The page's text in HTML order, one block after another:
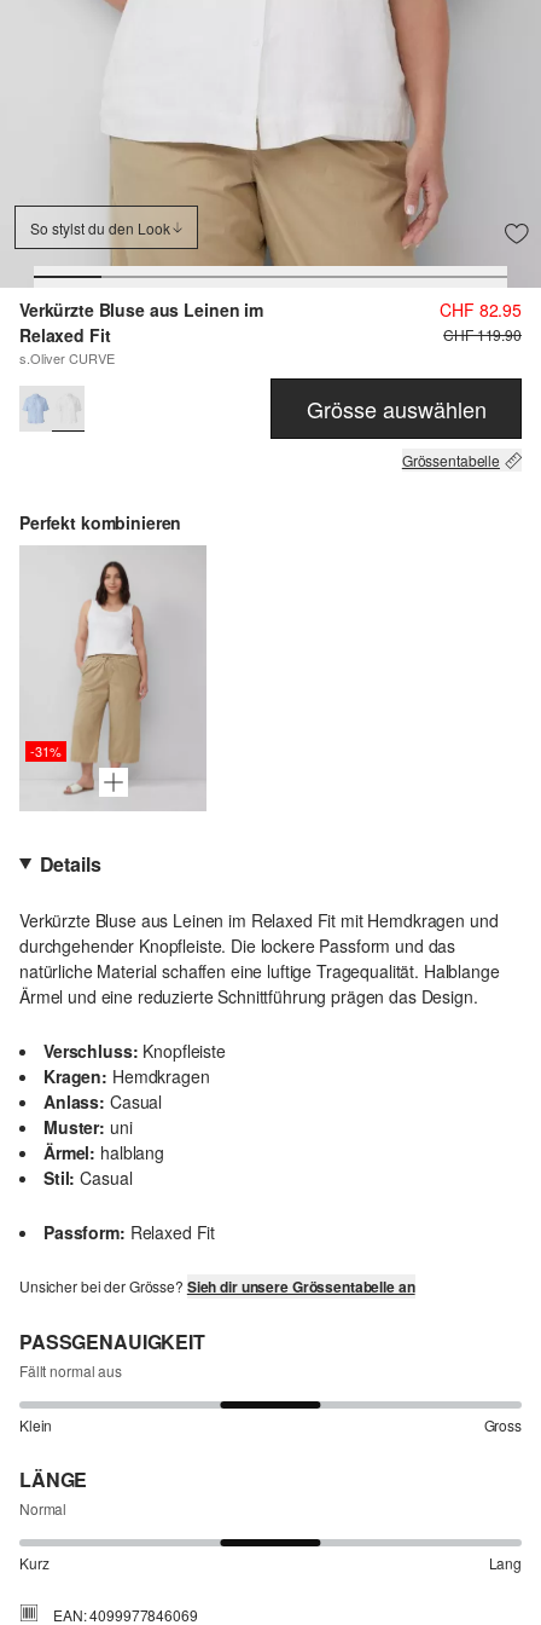
So stylst du den Look
Verkürzte Bluse aus Leinen im
Relaxed Fit
s.Oliver CURVE
CHF 82.95
CHF 119.90
Grösse auswählen
Grössentabelle
Perfekt kombinieren
-31%
Details
Verkürzte Bluse aus Leinen im Relaxed Fit mit Hemdkragen und
durchgehender Knopfleiste. Die lockere Passform und das
natürliche Material schaffen eine luftige Tragequalität. Halblange
Ärmel und eine reduzierte Schnittführung prägen das Design.
Verschluss: Knopfleiste
Kragen: Hemdkragen
Anlass: Casual
Muster: uni
Ärmel: halblang
Stil: Casual
Passform: Relaxed Fit
Unsicher bei der Grösse? Sieh dir unsere Grössentabelle an
PASSGENAUIGKEIT
Fällt normal aus
Klein Gross
LÄNGE
Normal
Kurz Lang
EAN: 4099977846069